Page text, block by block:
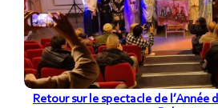
Retour sur le spectacle de l’Année